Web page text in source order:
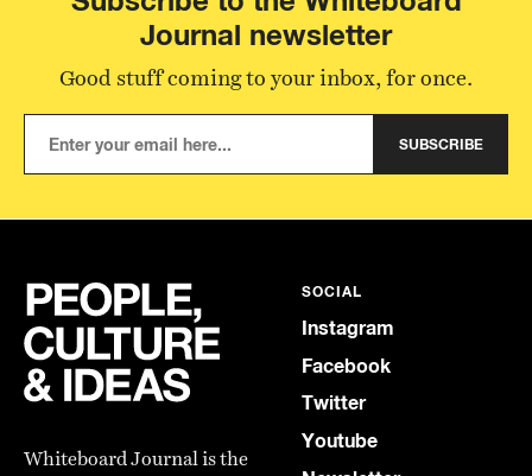
Journal newsletter
Good stuff coming to your inbox, for once.
SUBSCRIBE
Whiteboard Journal is the
SOCIAL
Instagram
Facebook
Twitter
Youtube